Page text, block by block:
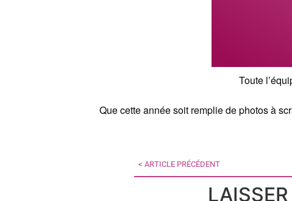
Toute
Que cette année soit remplie de photos à
< ARTICLE PRÉCÉDENT